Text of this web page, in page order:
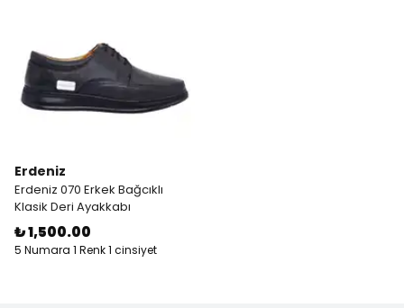
Erdeniz
Erdeniz 070 Erkek Bağcıklı
Klasik Deri Ayakkabı
₺ 1,500.00
5 Numara 1 Renk 1 cinsiyet